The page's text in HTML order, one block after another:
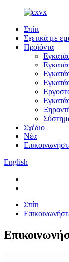
Σπίτι
Σχετικά με
Προϊόντα
Σχέδιο
Νέα
English
Σπίτι